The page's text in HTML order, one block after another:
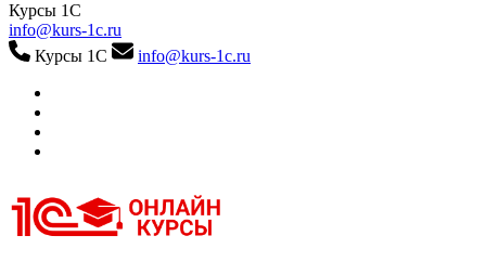
Курсы 1С
info@kurs-1c.ru
Курсы 1С
info@kurs-1c.ru